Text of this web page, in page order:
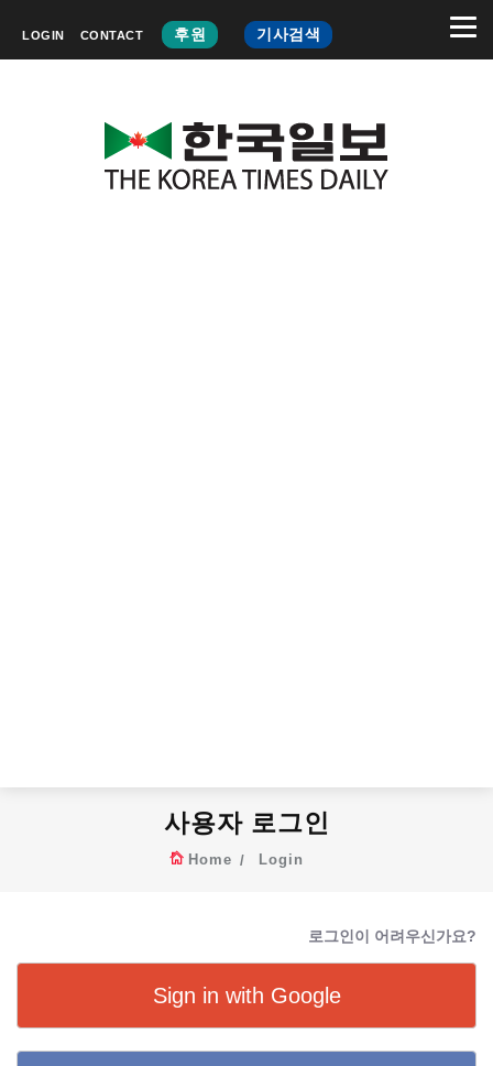
LOGIN CONTACT 후원 기사검색
사용자 로그인
Home Login
로그인이 어려우신가요?
Sign in with Google